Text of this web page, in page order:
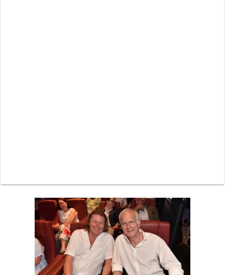
Neue Sommerterrasse im Ludwigpalais: Wird das